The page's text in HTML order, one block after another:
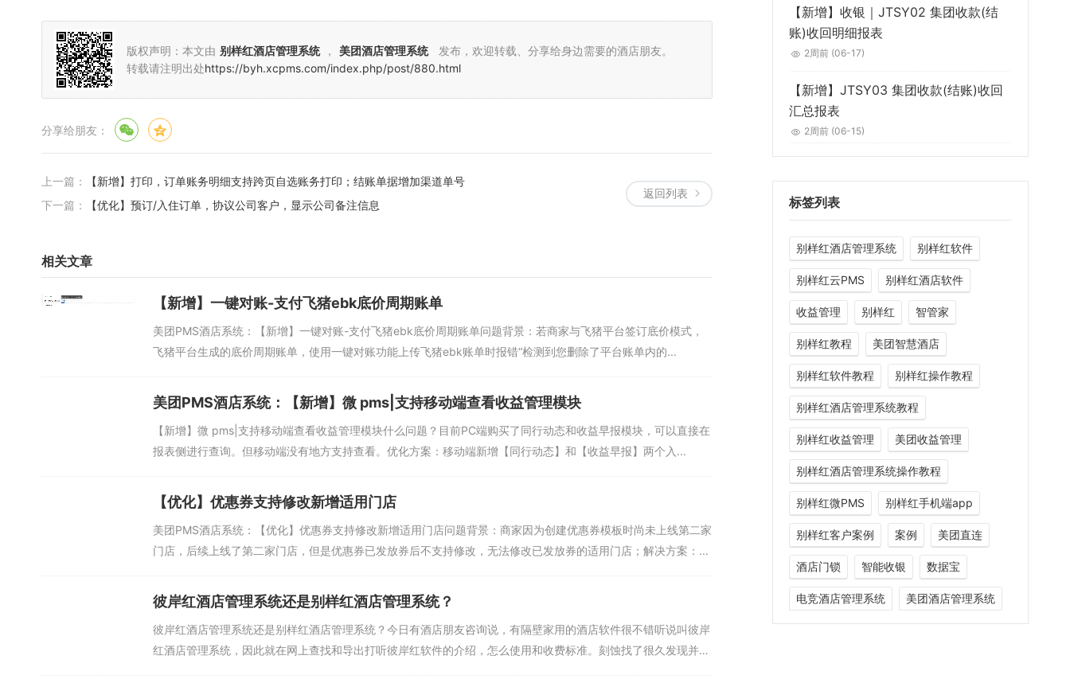
版权声明：本文由 别样红酒店管理系统 ， 美团酒店管理系统
发布，欢迎转载、分享给身边需要的酒店朋友。
转载请注明出处https://byh.xcpms.com/index.php/post/880.html
分享给朋友：
返回列表
上一篇：
【新增】打印，订单账务明细支持跨页自选账务打印；结账单据增加渠道单号
下一篇：
【优化】预订/入住订单，协议公司客户，显示公司备注信息
相关文章
【新增】一键对账-支付飞猪ebk底价周期账单
美团PMS酒店系统：【新增】一键对账-支付飞猪ebk底价周期账单问题背景：若商家与飞猪平台签订底价模式，
飞猪平台生成的底价周期账单，使用一键对账功能上传飞猪ebk账单时报错“检测到您删除了平台账单内的...
美团PMS酒店系统：【新增】微 pms|支持移动端查看收益管理模块
【新增】微 pms|支持移动端查看收益管理模块什么问题？目前PC端购买了同行动态和收益早报模块，可以直接在
报表侧进行查询。但移动端没有地方支持查看。优化方案：移动端新增【同行动态】和【收益早报】两个入...
【优化】优惠券支持修改新增适用门店
美团PMS酒店系统：【优化】优惠券支持修改新增适用门店问题背景：商家因为创建优惠券模板时尚未上线第二家
门店，后续上线了第二家门店，但是优惠券已发放券后不支持修改，无法修改已发放券的适用门店；解决方案：...
彼岸红酒店管理系统还是别样红酒店管理系统？
彼岸红酒店管理系统还是别样红酒店管理系统？今日有酒店朋友咨询说，有隔壁家用的酒店软件很不错听说叫彼岸
红酒店管理系统，因此就在网上查找和导出打听彼岸红软件的介绍，怎么使用和收费标准。刻蚀找了很久发现并
【新增】收银｜JTSY02 集团收款(结
账)收回明细报表
2周前(06-17)
【新增】JTSY03 集团收款(结账)收回
汇总报表
2周前(06-15)
标签列表
别样红酒店管理系统 别样红软件
别样红云PMS 别样红酒店软件
收益管理 别样红 智管家
别样红教程 美团智慧酒店
别样红软件教程 别样红操作教程
别样红酒店管理系统教程
别样红收益管理 美团收益管理
别样红酒店管理系统操作教程
别样红微PMS 别样红手机端app
别样红客户案例 案例 美团直连
酒店门锁 智能收银 数据宝
电竞酒店管理系统 美团酒店管理系统